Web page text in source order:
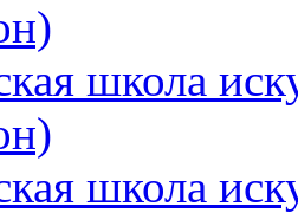
школа
школа